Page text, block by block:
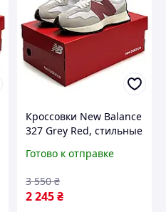
Кроссовки New Balance
327 Grey Red, стильные
кроссовки для города
спортивные нойс
Готово к отправке
2 245₴
3 550 ₴